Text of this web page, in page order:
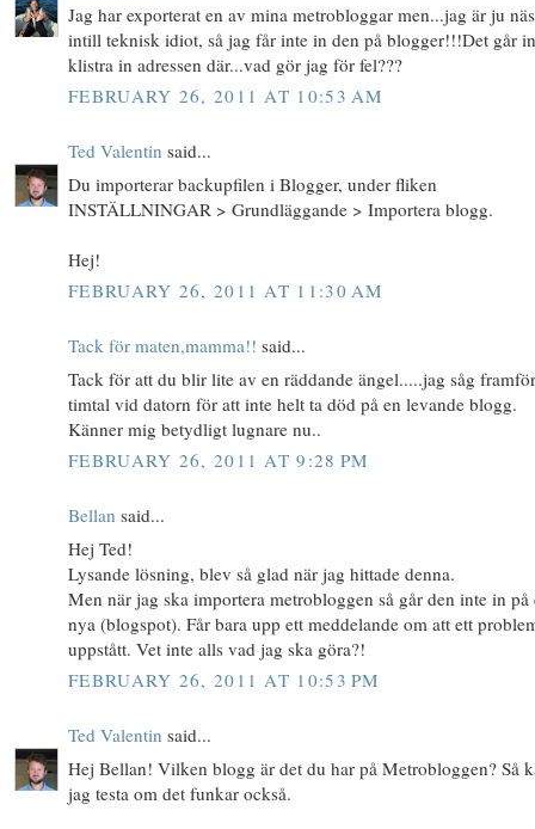
Jag har exporterat en av mina metrobloggar men...jag är ju
intill teknisk idiot, så jag får inte in den på blogger!!!Det går
klistra in adressen där...vad gör jag för fel???
FEBRUARY 26, 2011 AT 10:53 AM
Ted Valentin said...
Du importerar backupfilen i Blogger, under fliken
INSTÄLLNINGAR > Grundläggande > Importera blogg.
Hej!
FEBRUARY 26, 2011 AT 11:30 AM
Tack för maten,mamma!! said...
Tack för att du blir lite av en räddande ängel.....jag såg
timtal vid datorn för att inte helt ta död på en levande blogg.
Känner mig betydligt lugnare nu..
FEBRUARY 26, 2011 AT 9:28 PM
Bellan said...
Hej Ted!
Lysande lösning, blev så glad när jag hittade denna.
Men när jag ska importera metrobloggen så går den inte in på
nya (blogspot). Får bara upp ett meddelande om att ett
uppstått. Vet inte alls vad jag ska göra?!
FEBRUARY 26, 2011 AT 10:53 PM
Ted Valentin said...
Hej Bellan! Vilken blogg är det du har på Metrobloggen? Så
jag testa om det funkar också.